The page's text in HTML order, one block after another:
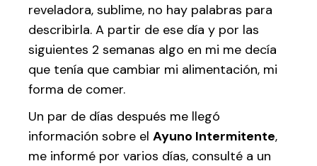
reveladora, sublime, no hay palabras para
describirla. A partir de ese día y por las
siguientes 2 semanas algo en mi me decía
que tenía que cambiar mi alimentación, mi
forma de comer.
Un par de días después me llegó
información sobre elAyuno Intermitente,
me informé por varios días, consulté a un